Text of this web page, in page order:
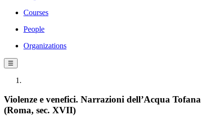
Courses
People
Organizations
☰
Violenze e venefici. Narrazioni dell’Acqua Tofana
(Roma, sec. XVII)